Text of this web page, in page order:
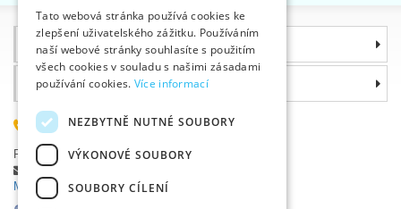
Informace
Proč si zvolit právě nás
585 051 217
Plzeňská 868, 783 91 Uničov, Česká republika
Položit dotaz
Máte problémy s přihlášením ?
ENGLISH
GERMAN
Tato webová stránka používá cookies ke
zlepšení uživatelského zážitku. Používáním
naší webové stránky souhlasíte s použitím
všech cookies v souladu s našimi zásadami
používání cookies. Více informací
NEZBYTNĚ NUTNÉ SOUBORY
VÝKONOVÉ SOUBORY
SOUBORY CÍLENÍ